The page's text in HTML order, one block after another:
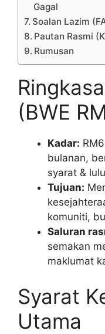
Gagal
Soalan Lazim
Pautan Rasmi
Rumusan
(BWE
Kadar:
bulanan,
syarat &
Tujuan:
komuniti,
Saluran
semakan
maklumat
Syarat
Utama